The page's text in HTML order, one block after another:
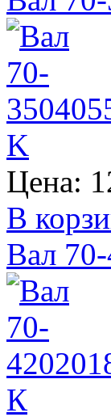
Цена:
В
Вал